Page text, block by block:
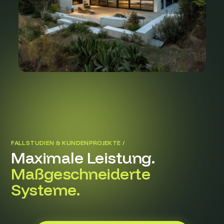
FALLSTUDIEN & KUNDENPROJEKTE /
Maximale Leistung.
Maßgeschneiderte
Systeme.